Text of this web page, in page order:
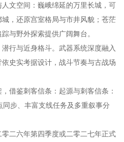
文空间：巍峨绵延的万里长城，可
，还原宫室格局与市井风貌；苍茫
与野外探索提供广阔舞台。
行与近身格斗。武器系统深度融入
史实考据设计，战斗节奏与古战场
借鉴刺客信条：起源与刺客信条：
步、丰富支线任务及多重叙事分
二六年第四季度或二零二七年正式